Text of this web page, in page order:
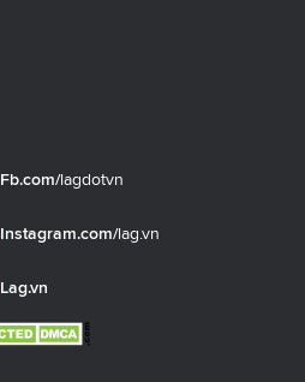
Fb.com/lagdotvn
Instagram.com/lag.vn
Lag.vn